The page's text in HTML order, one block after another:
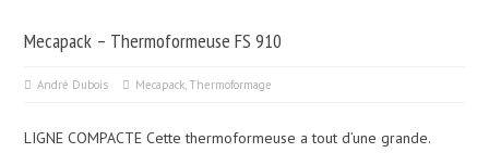
Mecapack – Thermoformeuse FS 910
André Dubois Mecapack, Thermoformage
LIGNE COMPACTE Cette thermoformeuse a tout d’une grande.